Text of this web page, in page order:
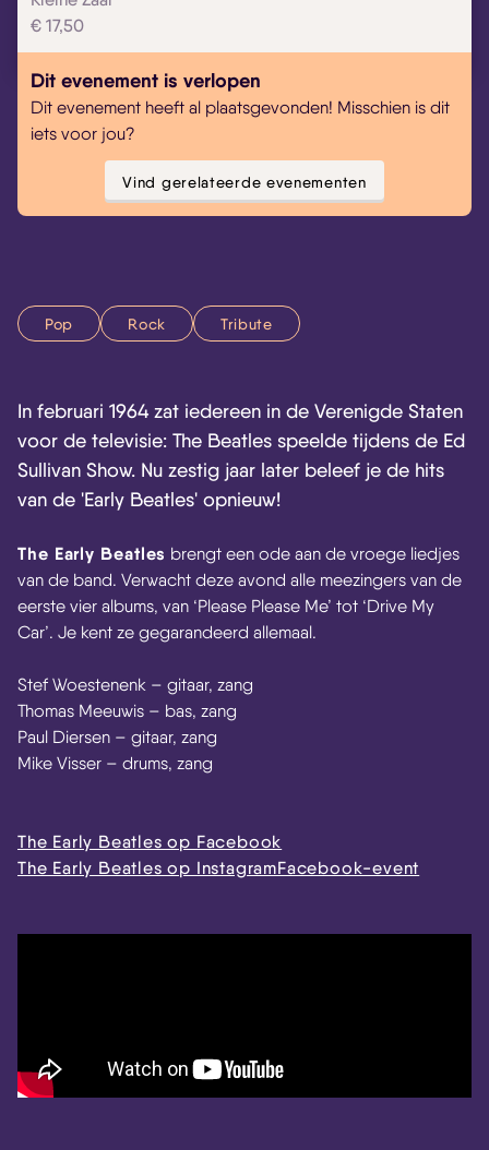
€ 17,50
Dit evenement is verlopen
Dit evenement heeft al plaatsgevonden! Misschien is dit
iets voor jou?
Vind gerelateerde evenementen
Pop Rock Tribute
In februari 1964 zat iedereen in de Verenigde Staten
voor de televisie: The Beatles speelde tijdens de Ed
Sullivan Show. Nu zestig jaar later beleef je de hits
van de 'Early Beatles' opnieuw!
The Early Beatles brengt een ode aan de vroege liedjes
van de band. Verwacht deze avond alle meezingers van de
eerste vier albums, van ‘Please Please Me’ tot ‘Drive My
Car’. Je kent ze gegarandeerd allemaal.
Stef Woestenenk – gitaar, zang
Thomas Meeuwis – bas, zang
Paul Diersen – gitaar, zang
Mike Visser – drums, zang
The Early Beatles op Facebook
The Early Beatles op InstagramFacebook-event